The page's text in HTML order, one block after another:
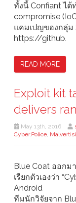
ทั้งนี้ Confiant ได้
compromise
แคมเปญของกลุ่ม
https://github.
READ MORE
Exploit kit
delivers
May 13th, 2016
Cyber.Police,
Blue Coat ออกม
เรียกตัวเองว่า
Android
ทีมนักวิจัยจาก